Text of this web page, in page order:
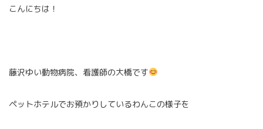
こんにちは！
藤沢ゆい動物病院、看護師の大橋です
ペットホテルでお預かりしているわんこの様子を